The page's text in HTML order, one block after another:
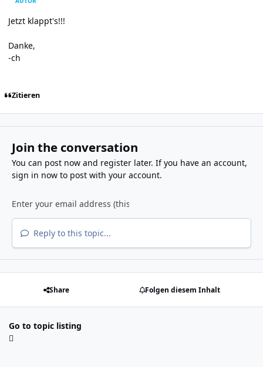
Jetzt klappt's!!!
Danke,
-ch
Zitieren
Join the conversation
You can post now and register later. If you have an account,
sign in nowto post with your account.
Reply to this topic...
Share Folgen diesem Inhalt
Go to topic listing